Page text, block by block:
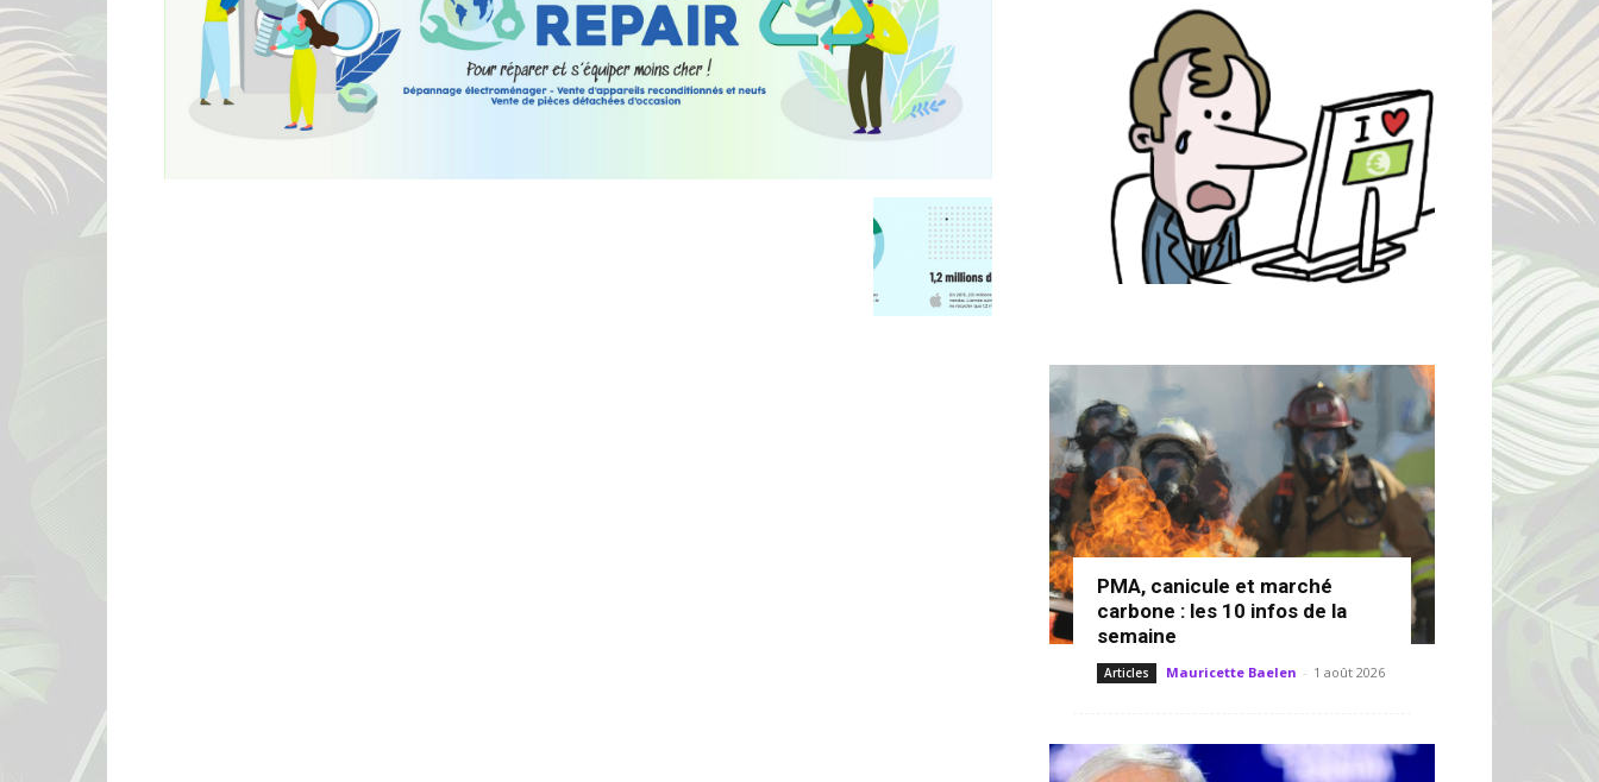
PMA, canicule et marché
carbone : les 10 infos de la
semaine
Articles Mauricette Baelen - 1 août 2026